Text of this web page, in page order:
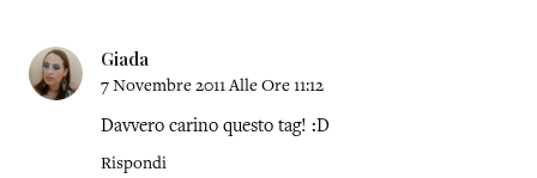
Giada
7 Novembre 2011 Alle Ore 11:12
Davvero carino questo tag! :D
Rispondi